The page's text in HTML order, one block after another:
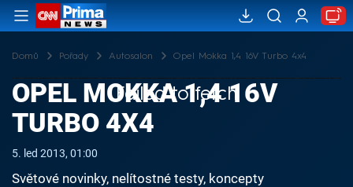
Domů Pořady Autosalon Opel Mokka 1,4 16V Turbo 4x4
Failed to fetch
OPEL MOKKA 1,4 16V
TURBO 4X4
5. led 2013, 01:00
Světové novinky, nelítostné testy, koncepty